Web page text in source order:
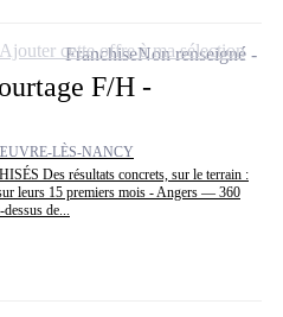
F/H -
LÈS-NANCY
Des résultats concrets, sur le terrain :
leurs 15 premiers mois - Angers — 360
de...
FranchiseNon renseigné
Ajouter cette offre à ma sélection